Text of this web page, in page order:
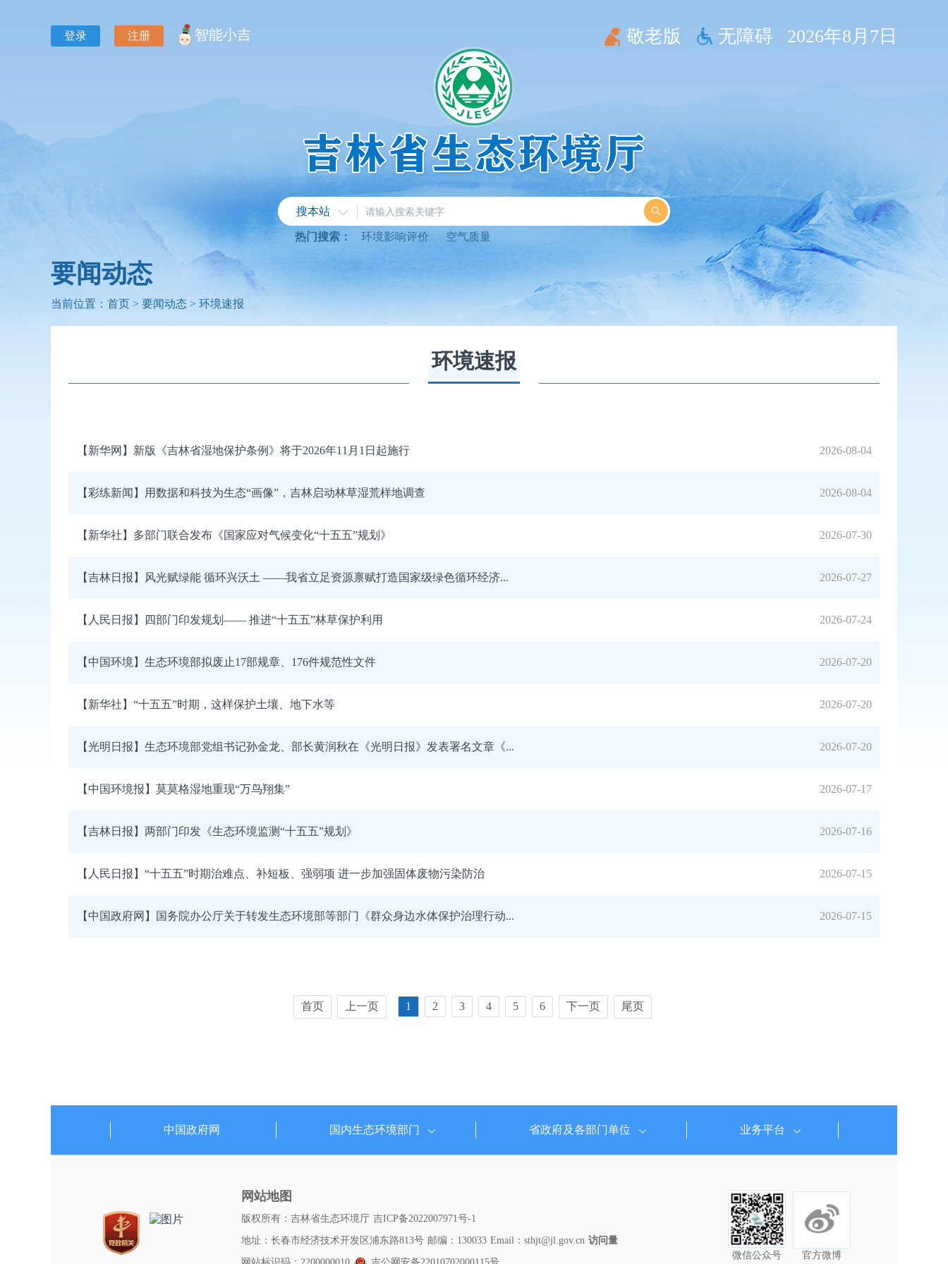
登录 注册 智能小吉 敬老版 无障碍 2026年8月7日
搜本站
热门搜索： 环境影响评价 空气质量
要闻动态
当前位置： 首页 > 要闻动态 > 环境速报
环境速报
【新华网】新版《吉林省湿地保护条例》将于2026年11月1日起施行 2026-08-04
【彩练新闻】用数据和科技为生态“画像”，吉林启动林草湿荒样地调查 2026-08-04
【新华社】多部门联合发布《国家应对气候变化“十五五”规划》 2026-07-30
【吉林日报】风光赋绿能 循环兴沃土 ——我省立足资源禀赋打造国家级绿色循环经济... 2026-07-27
【人民日报】四部门印发规划—— 推进“十五五”林草保护利用 2026-07-24
【中国环境】生态环境部拟废止17部规章、176件规范性文件 2026-07-20
【新华社】“十五五”时期，这样保护土壤、地下水等 2026-07-20
【光明日报】生态环境部党组书记孙金龙、部长黄润秋在《光明日报》发表署名文章《... 2026-07-20
【中国环境报】莫莫格湿地重现“万鸟翔集” 2026-07-17
【吉林日报】两部门印发《生态环境监测“十五五”规划》 2026-07-16
【人民日报】“十五五”时期治难点、补短板、强弱项 进一步加强固体废物污染防治 2026-07-15
【中国政府网】国务院办公厅关于转发生态环境部等部门《群众身边水体保护治理行动... 2026-07-15
首页 上一页 1 2 3 4 5 6 下一页 尾页
中国政府网 国内生态环境部门 省政府及各部门单位 业务平台
网站地图
版权所有：吉林省生态环境厅 吉ICP备2022007971号-1
地址：长春市经济技术开发区浦东路813号 邮编：130033 Email：sthjt@jl.gov.cn 访问量
微信公众号 官方微博